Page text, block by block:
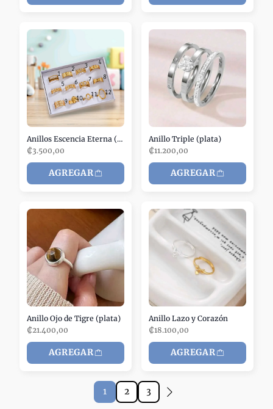
Anillos Escencia Eterna (oro)
₡3.500,00
AGREGAR
Anillo Triple (plata)
₡11.200,00
AGREGAR
Anillo Ojo de Tigre (plata)
₡21.400,00
AGREGAR
Anillo Lazo y Corazón
₡18.100,00
AGREGAR
1 2 3